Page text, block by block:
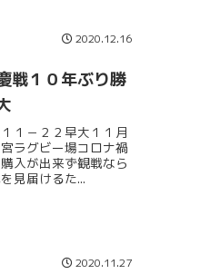
2020.12.16
戦１０年ぶり勝
１－２２早大１１月
ラグビー場コロナ禍
入が出来ず観戦なら
見届けるた...
2020.11.27